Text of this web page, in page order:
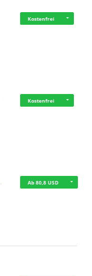
Kostenfrei
Kostenfrei
Ab 80,8 USD